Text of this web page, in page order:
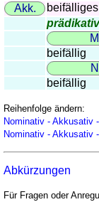
Akk.
beifälliges
beifällig
beifällig
Reihenfolge ändern:
Nominativ - Akkusativ
Nominativ - Akkusativ
Abkürzungen
Für Fragen oder